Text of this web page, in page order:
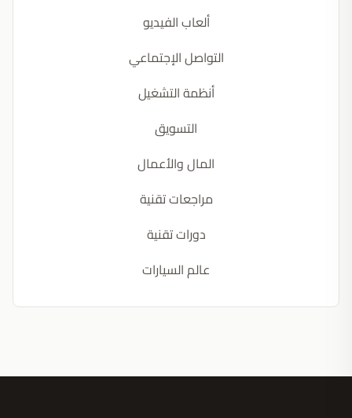
ألعاب الفيديو
التواصل الإجتماعي
أنظمة التشغيل
التسويق
المال والأعمال
مراجعات تقنية
دورات تقنية
عالم السيارات